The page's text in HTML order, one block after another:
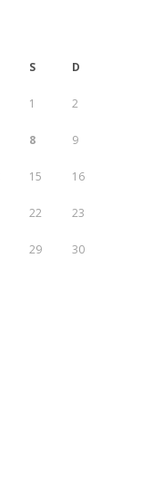
S D
1 2
8 9
15 16
22 23
29 30